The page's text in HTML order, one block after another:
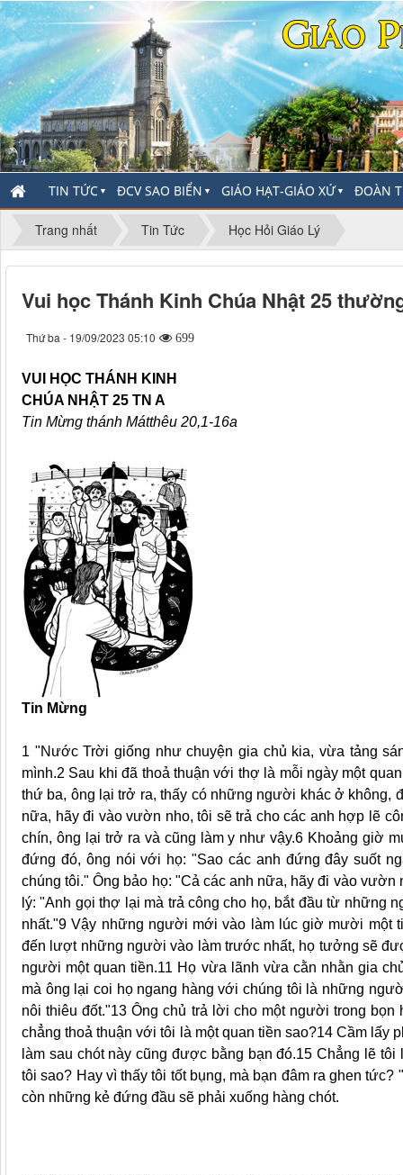
TIN TỨC ▼ ĐCV SAO BIỂN ▼ GIÁO HẠT-GIÁO XỨ▼ ĐOÀN
Trang nhất Tin Tức Học Hỏi Giáo Lý
Vui học Thánh Kinh Chúa Nhật 25
Thứ ba - 19/09/2023 05:10 699
VUI HỌC THÁNH KINH
CHÚA NHẬT 25 TN A
Tin Mừng thánh Mátthêu 20,1-16a
Tin Mừng
1 "Nước Trời giống như chuyện gia chủ kia, vừa tảng
mình.2 Sau khi đã thoả thuận với thợ là mỗi ngày một
thứ ba, ông lại trở ra, thấy có những người khác ở không,
nữa, hãy đi vào vườn nho, tôi sẽ trả cho các anh hợp lẽ
chín, ông lại trở ra và cũng làm y như vậy.6 Khoảng giờ
đứng đó, ông nói với họ: "Sao các anh đứng đây suốt
chúng tôi." Ông bảo họ: "Cả các anh nữa, hãy đi vào
lý: "Anh gọi thợ lại mà trả công cho họ, bắt đầu từ
nhất."9 Vậy những người mới vào làm lúc giờ mười một
đến lượt những người vào làm trước nhất, họ tưởng sẽ
người một quan tiền.11 Họ vừa lãnh vừa cằn nhằn gia
mà ông lại coi họ ngang hàng với chúng tôi là những
nôi thiêu đốt."13 Ông chủ trả lời cho một người trong
chẳng thoả thuận với tôi là một quan tiền sao?14 Cầm lấy
làm sau chót này cũng được bằng bạn đó.15 Chẳng lẽ
tôi sao? Hay vì thấy tôi tốt bụng, mà bạn đâm ra ghen
còn những kẻ đứng đầu sẽ phải xuống hàng chót.